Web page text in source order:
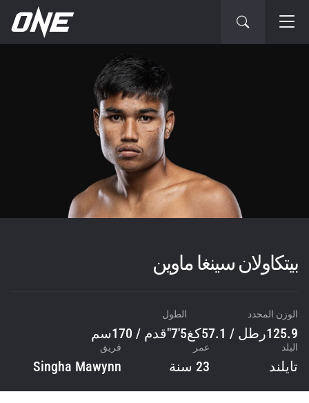
بيتكاولان سينغا ماوين
الوزن المحدد
125.9رطل / 57.1كغ
الطول
5'7"قدم / 170سم
البلد
تايلند
عمر
23 سنة
فريق
Singha Mawynn